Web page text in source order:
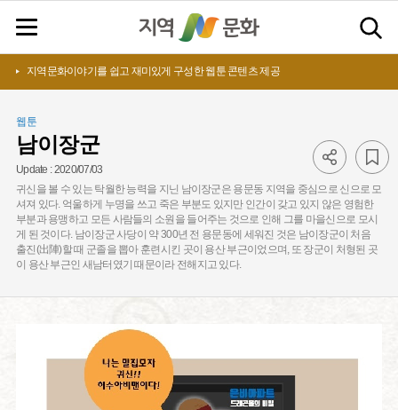
지역문화이야기를 쉽고 재미있게 구성한 웹툰 콘텐츠 제공
웹툰
남이장군
Update :2020/07/03
귀신을 볼 수 있는 탁월한 능력을 지닌 남이장군은 용문동 지역을 중심으로 신으로 모
셔져 있다. 억울하게 누명을 쓰고 죽은 부분도 있지만 인간이 갖고 있지 않은 영험한
부분과 용맹하고 모든 사람들의 소원을 들어주는 것으로 인해 그를 마을신으로 모시
게 된 것이다. 남이장군 사당이 약 300년 전 용문동에 세워진 것은 남이장군이 처음
출진(出陣)할 때 군졸을 뽑아 훈련시킨 곳이 용산 부근이었으며, 또 장군이 처형된 곳
이 용산 부근인 새남터였기 때문이라 전해지고 있다.